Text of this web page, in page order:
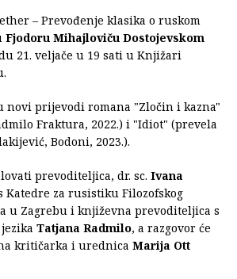
– Prevođenje klasika o ruskom
Fjodoru Mihajloviču Dostojevskom
21. veljače u 19 sati u Knjižari
novi prijevodi romana "Zločin i kazna"
Fraktura, 2022.) i "Idiot" (prevela
Bodoni, 2023.).
prevoditeljica, dr. sc. Ivana
Katedre za rusistiku Filozofskog
u Zagrebu i književna prevoditeljica s
Tatjana Radmilo, a razgovor će
kritičarka i urednica Marija Ott